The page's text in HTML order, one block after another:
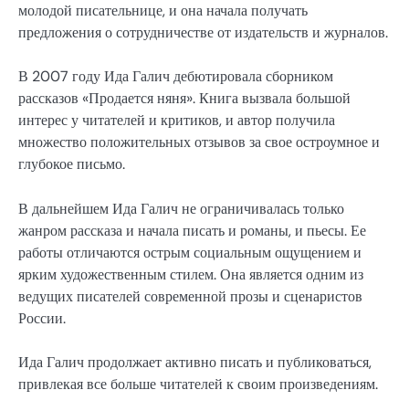
молодой писательнице, и она начала получать
предложения о сотрудничестве от издательств и журналов.
В 2007 году Ида Галич дебютировала сборником
рассказов «Продается няня». Книга вызвала большой
интерес у читателей и критиков, и автор получила
множество положительных отзывов за свое остроумное и
глубокое письмо.
В дальнейшем Ида Галич не ограничивалась только
жанром рассказа и начала писать и романы, и пьесы. Ее
работы отличаются острым социальным ощущением и
ярким художественным стилем. Она является одним из
ведущих писателей современной прозы и сценаристов
России.
Ида Галич продолжает активно писать и публиковаться,
привлекая все больше читателей к своим произведениям.